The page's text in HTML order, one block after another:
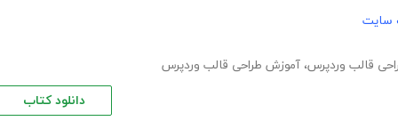
سایت
قالب وردپرس، آموزش طراحی قالب وردپرس
دانلود کتاب